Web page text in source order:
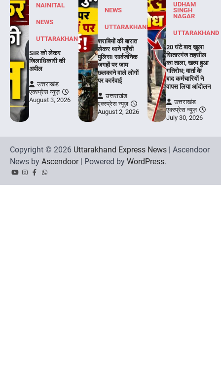
NAINITAL
NEWS
UTTARAKHAND
SIR को लेकर
जिलाधिकारी की
अपील
उत्तराखंड
एक्स्प्रेस न्यूज़
August 3, 2026
NEWS
UTTARAKHAND
शराबियों की बारात
लेकर थाने पहुँची
पुलिस! सार्वजनिक
जगहों पर जाम
छलकाने वाले लोगों
पर कार्रवाई
उत्तराखंड
एक्स्प्रेस न्यूज़
August 2, 2026
UDHAM
SINGH
NAGAR
UTTARAKHAND
20 घंटे बाद खुला
सितारगंज तहसील
का ताला, खत्म हुआ
गतिरोध; वार्ता के
बाद कर्मचारियों ने
वापस लिया आंदोलन
उत्तराखंड
एक्स्प्रेस न्यूज़
July 30, 2026
Copyright © 2026 Uttarakhand Express News | Ascendoor
News by Ascendoor| Powered by WordPress.
YouTubeInstagram
Facebook
Whatsapp